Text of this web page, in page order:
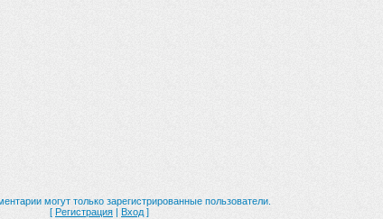
могут только зарегистрированные пользователи.
[ Регистрация | Вход ]